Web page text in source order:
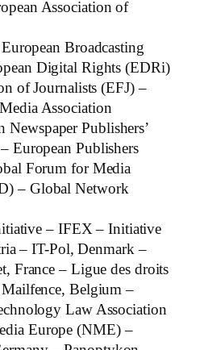
Association of
Broadcasting
Digital Rights (EDRi)
of Journalists (EFJ) –
Association
Publishers’
European Publishers
Forum for Media
– Global Network
– IFEX – Initiative
– IT-Pol, Denmark –
France – Ligue des droits
Belgium –
Law Association
Europe (NME) –